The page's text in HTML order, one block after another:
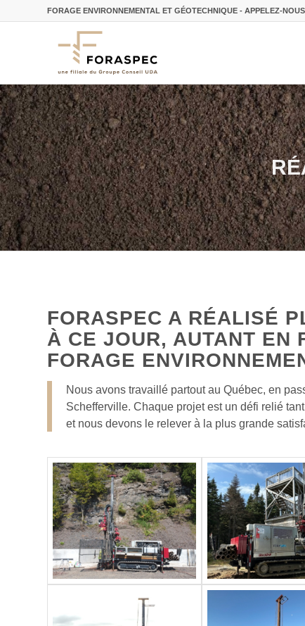
FORAGE ENVIRONNEMENTAL ET GÉOTECHNIQUE - APPELEZ-NOUS
FORASPEC A RÉALISÉ
À CE JOUR, AUTANT EN
FORAGE
Nous avons travaillé partout au Québec, en
Schefferville. Chaque projet est un défi relié
et nous devons le relever à la plus grande